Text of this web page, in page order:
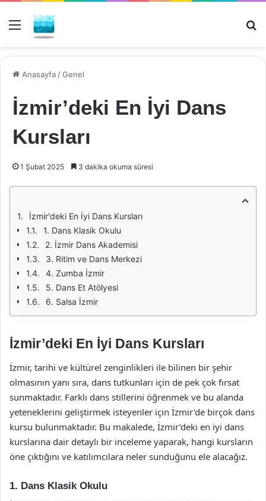
Menü
Anasayfa /Genel
İzmir’deki En İyi Dans
Kursları
1 Şubat 2025 3 dakika okuma süresi
İzmir'deki En İyi Dans Kursları
1. Dans Klasik Okulu
2. İzmir Dans Akademisi
3. Ritim ve Dans Merkezi
4. Zumba İzmir
5. Dans Et Atölyesi
6. Salsa İzmir
İzmir’deki En İyi Dans Kursları
İzmir, tarihi ve kültürel zenginlikleri ile bilinen bir şehir
olmasının yanı sıra, dans tutkunları için de pek çok fırsat
sunmaktadır. Farklı dans stillerini öğrenmek ve bu alanda
yeteneklerini geliştirmek isteyenler için İzmir’de birçok dans
kursu bulunmaktadır. Bu makalede, İzmir’deki en iyi dans
kurslarına dair detaylı bir inceleme yaparak, hangi kursların
öne çıktığını ve katılımcılara neler sunduğunu ele alacağız.
1. Dans Klasik Okulu